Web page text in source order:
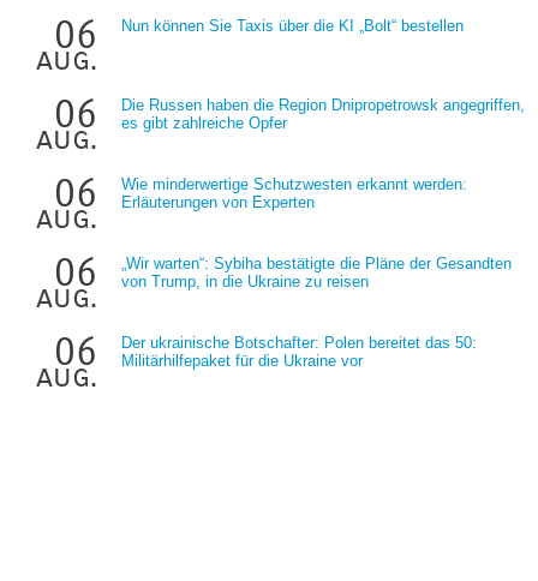
06
aug.
Nun können Sie Taxis über die KI „Bolt“ bestellen
06
aug.
Die Russen haben die Region Dnipropetrowsk angegriffen,
es gibt zahlreiche Opfer
06
aug.
Wie minderwertige Schutzwesten erkannt werden:
Erläuterungen von Experten
06
aug.
„Wir warten“: Sybiha bestätigte die Pläne der Gesandten
von Trump, in die Ukraine zu reisen
06
aug.
Der ukrainische Botschafter: Polen bereitet das 50:
Militärhilfepaket für die Ukraine vor